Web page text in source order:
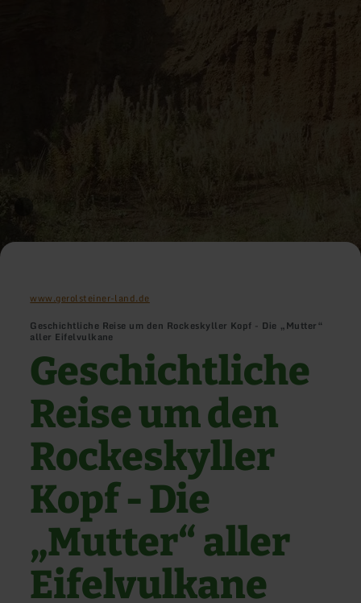
www.gerolsteiner-land.de
Geschichtliche Reise um den Rockeskyller Kopf - Die „Mutter“
aller Eifelvulkane
Geschichtliche
Reise um den
Rockeskyller
Kopf - Die
„Mutter“ aller
Eifelvulkane